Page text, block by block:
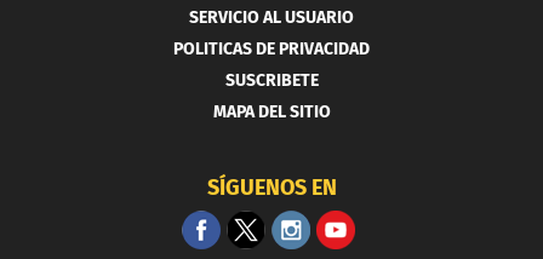
SERVICIO AL USUARIO
POLITICAS DE PRIVACIDAD
SUSCRIBETE
MAPA DEL SITIO
SÍGUENOS EN